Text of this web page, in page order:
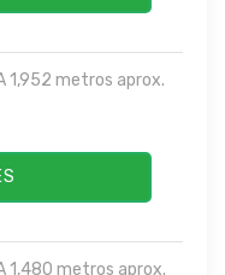
1,952 metros aprox.
1,480 metros aprox.